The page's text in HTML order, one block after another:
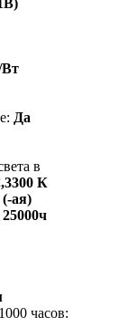
Вт
Да
в
К
ая)
25000ч
часов: